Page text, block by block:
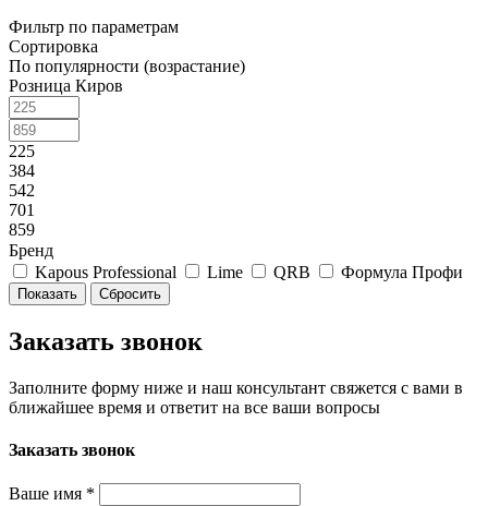
Фильтр по параметрам
Сортировка
По популярности (возрастание)
Розница Киров
225
384
542
701
859
Бренд
Kapous Professional
Lime QRB Формула Профи
Сбросить
Заказать звонок
Заполните форму ниже и наш консультант свяжется с вами в
ближайшее время и ответит на все ваши вопросы
Заказать звонок
Ваше имя *